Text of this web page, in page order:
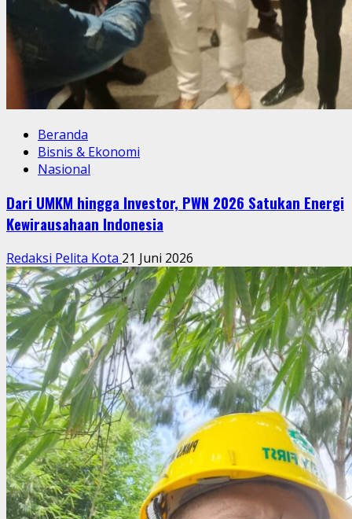
Beranda
Bisnis & Ekonomi
Nasional
Dari UMKM hingga Investor, PWN 2026 Satukan Energi
Kewirausahaan Indonesia
Redaksi Pelita Kota 21 Juni 2026